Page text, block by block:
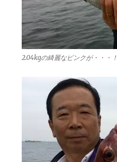
2.04kgの綺麗なピンクが・・・！